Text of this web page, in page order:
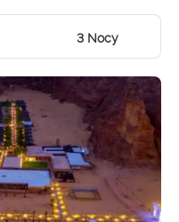
3 Nocy